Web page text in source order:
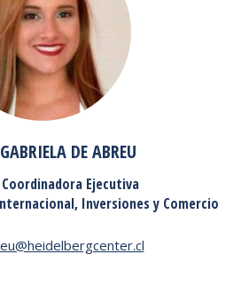
DE ABREU
Ejecutiva
Inversiones y Comercio